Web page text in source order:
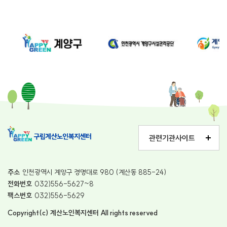
주소 인천광역시 계양구 경명대로 980 (계산동 885-24)
전화번호 032)556-5627~8
팩스번호 032)556-5629
Copyright(c) 계산노인복지센터 All rights reserved
관련기관사이트